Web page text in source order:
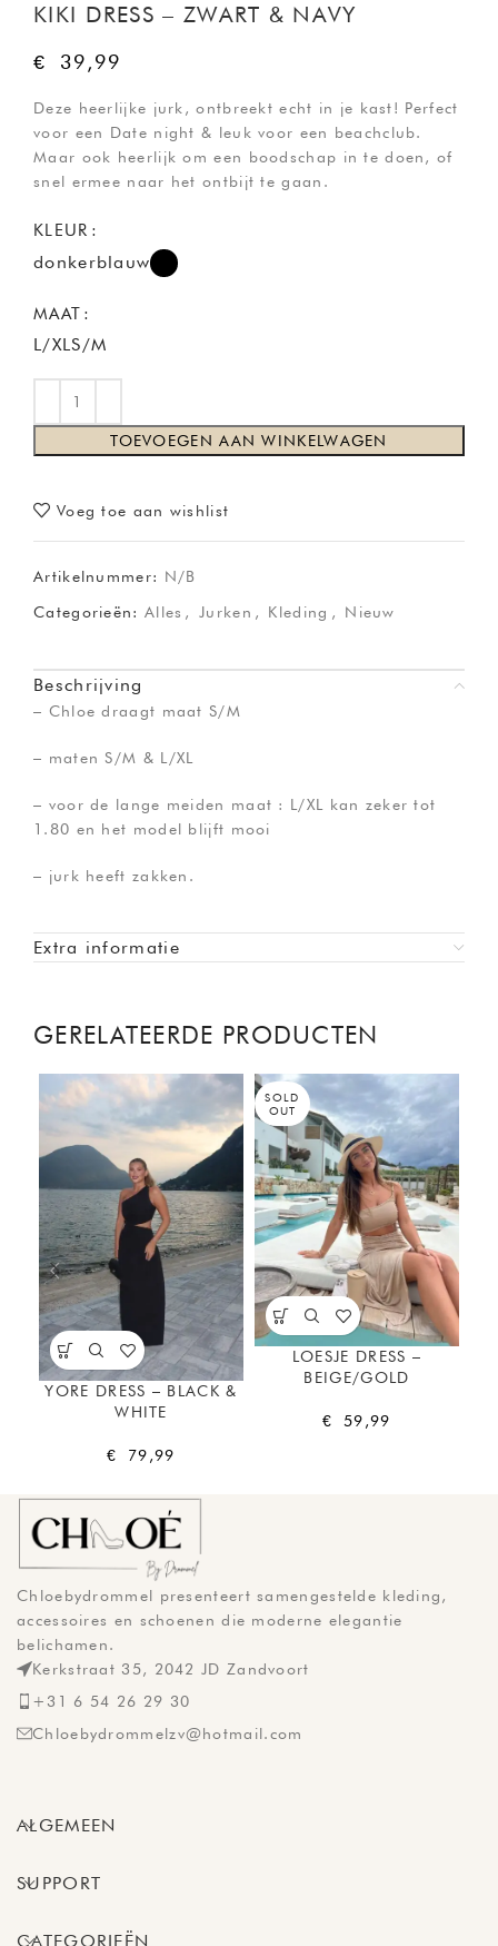
KIKI DRESS – ZWART & NAVY
€ 39,99
Deze heerlijke jurk, ontbreekt echt in je kast! Perfect
voor een Date night & leuk voor een beachclub.
Maar ook heerlijk om een boodschap in te doen, of
snel ermee naar het ontbijt te gaan.
KLEUR
donkerblauw
MAAT
L/XLS/M
TOEVOEGEN AAN WINKELWAGEN
Voeg toe aan wishlist
Artikelnummer: N/B
Categorieën: Alles , Jurken , Kleding , Nieuw
Beschrijving
– Chloe draagt maat S/M
– maten S/M & L/XL
– voor de lange meiden maat : L/XL kan zeker tot
1.80 en het model blijft mooi
– jurk heeft zakken.
Extra informatie
GERELATEERDE PRODUCTEN
YORE DRESS – BLACK &
WHITE
€ 79,99
SOLD
OUT
LOESJE DRESS –
BEIGE/GOLD
€ 59,99
Chloebydrommel presenteert samengestelde kleding,
accessoires en schoenen die moderne elegantie
belichamen.
Kerkstraat 35, 2042 JD Zandvoort
+31 6 54 26 29 30
Chloebydrommelzv@hotmail.com
ALGEMEEN
SUPPORT
CATEGORIEËN